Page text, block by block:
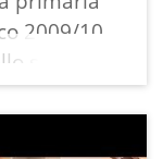
2009/10
storico